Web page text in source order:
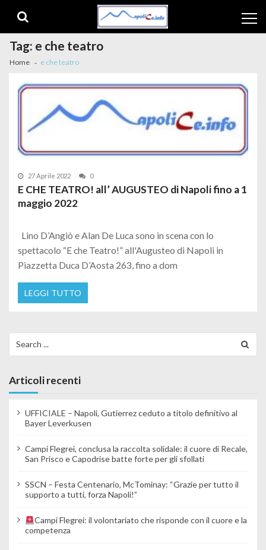
Tag: e che teatro
Home e che teatro
27 Aprile 2022 0
E CHE TEATRO! all’ AUGUSTEO di Napoli fino a 1
maggio 2022
Lino D’Angiò e Alan De Luca sono in scena con lo
spettacolo “E che Teatro!” all'Augusteo di Napoli in
Piazzetta Duca D’Aosta 263, fino a dom
LEGGI TUTTO
Articoli recenti
UFFICIALE – Napoli, Gutierrez ceduto a titolo definitivo al
Bayer Leverkusen
Campi Flegrei, conclusa la raccolta solidale: il cuore di Recale,
San Prisco e Capodrise batte forte per gli sfollati
SSCN – Festa Centenario, McTominay: “Grazie per tutto il
supporto a tutti, forza Napoli!”
Campi Flegrei: il volontariato che risponde con il cuore e la
competenza